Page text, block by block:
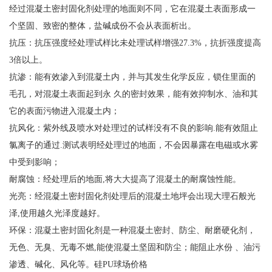
经过混凝土密封固化剂处理的地面则不同，它在混凝土表面形成一
个坚固、致密的整体，盐碱成份不会从表面析出。
抗压：抗压强度经处理试样比未处理试样增强27.3%，抗折强度提高
3倍以上。
抗渗：能有效渗入到混凝土内，并与其发生化学反应，锁住里面的
毛孔，对混凝土表面起到永 久的密封效果，能有效抑制水、油和其
它的表面污物进入混凝土内；
抗风化：紫外线及喷水对处理过的试样没有不良的影响.能有效阻止
氯离子的通过.测试表明经处理过的地面，不会因暴露在电磁或水雾
中受到影响；
耐腐蚀：经处理后的地面,将大大提高了混凝土的耐腐蚀性能。
光亮：经混凝土密封固化剂处理后的混凝土地坪会出现大理石般光
泽,使用越久 光泽度越好。
环保：混凝土密封固化剂是一种混凝土密封、防尘、耐磨硬化剂，
无色、无臭、无毒不燃,能使混凝土坚固和防尘；能阻止水份 、油污
渗透、碱化、风化等。硅PU球场价格